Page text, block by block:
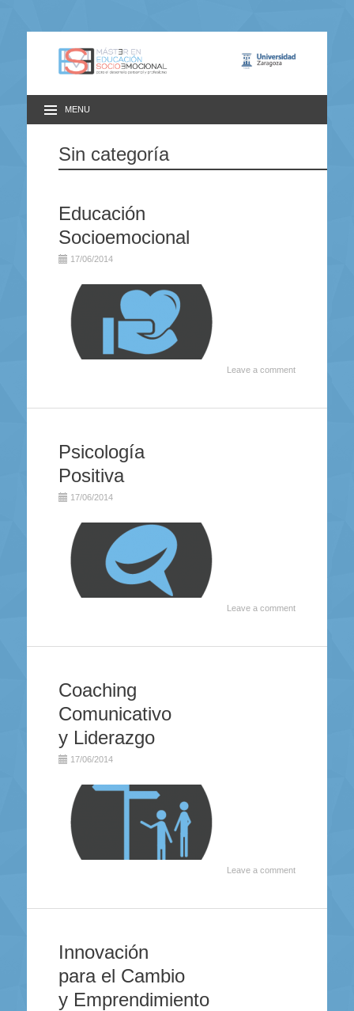
MENU
Sin categoría
Educación
Socioemocional
17/06/2014
Leave a comment
Psicología
Positiva
17/06/2014
Leave a comment
Coaching
Comunicativo
y Liderazgo
17/06/2014
Leave a comment
Innovación
para el Cambio
y Emprendimiento